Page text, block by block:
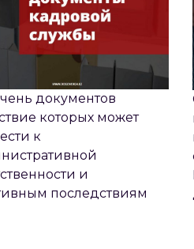
документов
которых может
к
и
последствиям